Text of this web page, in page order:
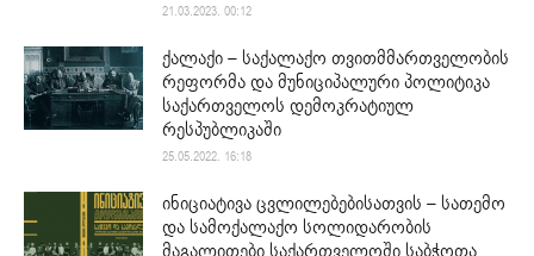
21.03.2023. 00:12
ქალაქი – საქალაქო თვითმმართველობის
რეფორმა და მუნიციპალური პოლიტიკა
საქართველოს დემოკრატიულ
რესპუბლიკაში
25.05.2022. 16:18
ინიციატივა ცვლილებებისათვის – სათემო
და სამოქალაქო სოლიდარობის